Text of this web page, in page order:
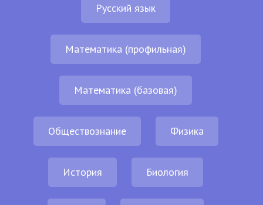
Русский язык
Математика (профильная)
Математика (базовая)
Обществознание Физика
История Биология